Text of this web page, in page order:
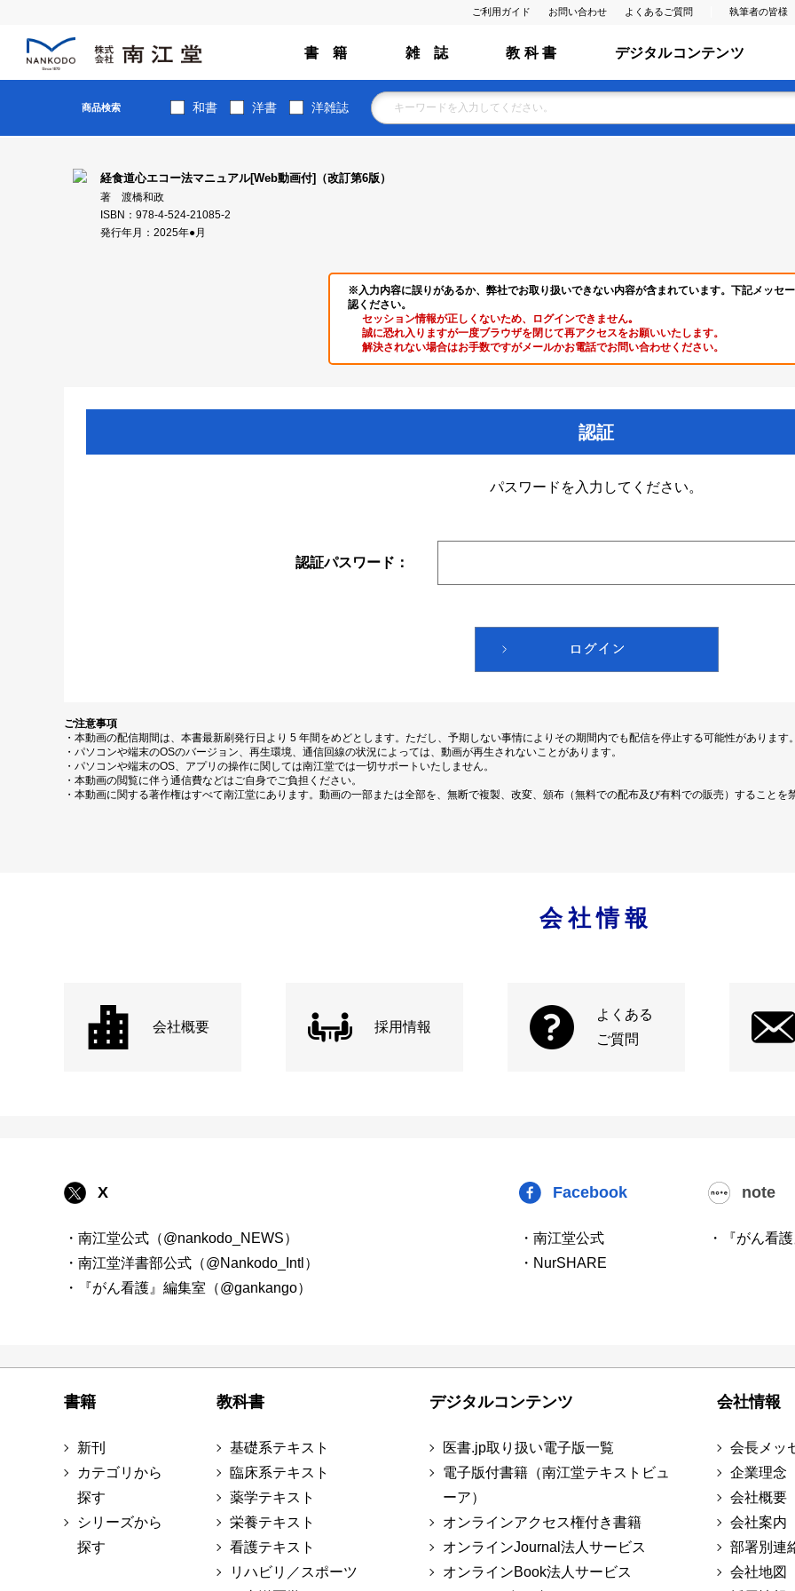
ご利用ガイド お問い合わせ よくあるご質問 執筆者の皆様
書 籍 雑 誌 教 科 書 デジタルコンテンツ
商品検索 和書 洋書 洋雑誌
経食道心エコー法マニュアル[Web動画付]（改訂第6版）
著 渡橋和政
ISBN：978-4-524-21085-2
発行年月：2025年●月
※入力内容に誤りがあるか、弊社でお取り扱いできない内容が含まれています。下記メッセ
認ください。
セッション情報が正しくないため、ログインできません｡
誠に恐れ入りますが一度ブラウザを閉じて再アクセスをお願いいたします。
解決されない場合はお手数ですがメールかお電話でお問い合わせください。
認証
パスワードを入力してください。
認証パスワード：
ご注意事項
・本動画の配信期間は、本書最新刷発行日より 5 年間をめどとします。ただし、予期しない事情によりその期間内でも配信を停止する可能性があります。
・パソコンや端末のOSのバージョン、再生環境、通信回線の状況によっては、動画が再生されないことがあります。
・パソコンや端末のOS、アプリの操作に関しては南江堂では一切サポートいたしません。
・本動画の閲覧に伴う通信費などはご自身でご負担ください。
・本動画に関する著作権はすべて南江堂にあります。動画の一部または全部を、無断で複製、改変、頒布（無料での配布及び有料での販売）することを
会社情報
会社概要 採用情報
よくある
ご質問
X
・南江堂公式（@nankodo_NEWS）
・南江堂洋書部公式（@Nankodo_Intl）
・『がん看護』編集室（@gankango）
Facebook
・南江堂公式
・NurSHARE
note
・『がん看
書籍
新刊
カテゴリから
探す
シリーズから
探す
教科書
基礎系テキスト
臨床系テキスト
薬学テキスト
栄養テキスト
看護テキスト
リハビリ／スポーツ
デジタルコンテンツ
医書.jp取り扱い電子版一覧
電子版付書籍（南江堂テキストビュ
ーア）
オンラインアクセス権付き書籍
オンラインJournal法人サービス
オンラインBook法人サービス
会社情報
会長メッ
企業理念
会社概要
会社案内
部署別連
会社地図